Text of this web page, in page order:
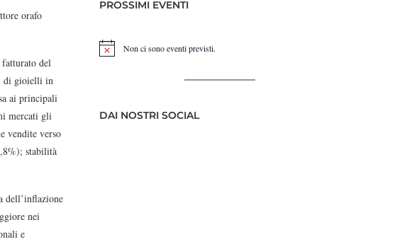
orafo
del
di gioielli in
ai principali
mercati gli
vendite verso
stabilità
dell’inflazione
nei
e
PROSSIMI EVENTI
Notice Non ci sono eventi previsti.
DAI NOSTRI SOCIAL